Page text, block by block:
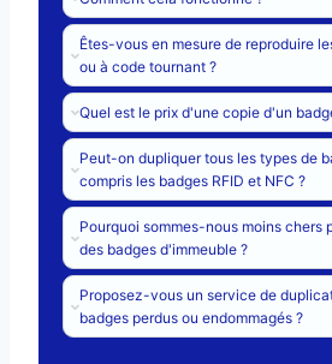
Êtes-vous en mesure de reproduire
ou à code tournant ?
Quel est le prix d'une copie d'un
Peut-on dupliquer tous les types de
compris les badges RFID et NFC ?
Pourquoi sommes-nous moins chers
des badges d'immeuble ?
Proposez-vous un service de
badges perdus ou endommagés ?